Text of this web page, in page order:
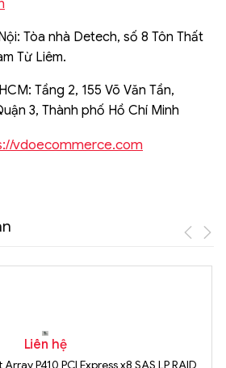
Tòa nhà Detech, số 8 Tôn Thất
Từ Liêm.
Tầng 2, 155 Võ Văn Tần,
3, Thành phố Hồ Chí Minh
vdoecommerce.com
Liên hệ
P410 PCI Express x8 SAS LP RAID